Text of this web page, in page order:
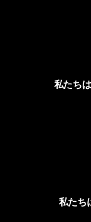
私たち
私たち